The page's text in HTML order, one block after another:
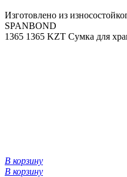
Изготовлено из
SPANBOND
1365 1365 KZT Сумка для
В корзину
В корзину